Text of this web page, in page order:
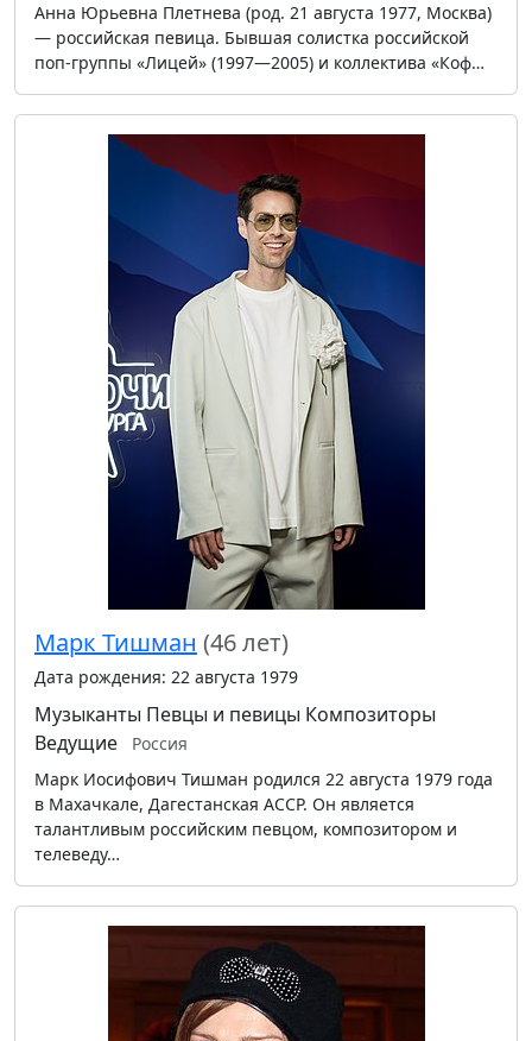
Анна Юрьевна Плетнева (род. 21 августа 1977, Москва)
— российская певица. Бывшая солистка российской
поп-группы «Лицей» (1997—2005) и коллектива «Коф…
Марк Тишман (46 лет)
Дата рождения: 22 августа 1979
Музыканты Певцы и певицы Композиторы
Ведущие
Россия
Марк Иосифович Тишман родился 22 августа 1979 года
в Махачкале, Дагестанская АССР. Он является
талантливым российским певцом, композитором и
телеведу…